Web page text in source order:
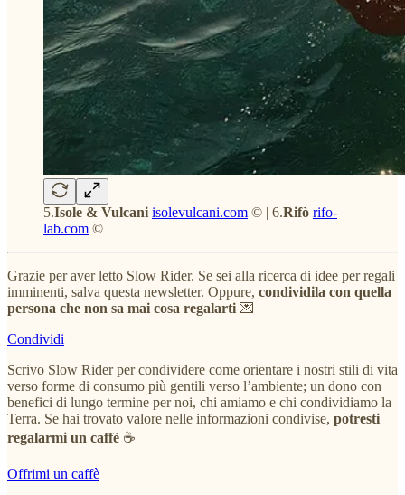
5.Isole & Vulcani isolevulcani.com © | 6.Rifò rifo-
lab.com ©
Grazie per aver letto Slow Rider. Se sei alla ricerca di idee per regali
imminenti, salva questa newsletter. Oppure, condividila con quella
persona che non sa mai cosa regalarti 💌
Condividi
Scrivo Slow Rider per condividere come orientare i nostri stili di vita
verso forme di consumo più gentili verso l’ambiente; un dono con
benefici di lungo termine per noi, chi amiamo e chi condividiamo la
Terra. Se hai trovato valore nelle informazioni condivise, potresti
regalarmi un caffè ☕
Offrimi un caffè